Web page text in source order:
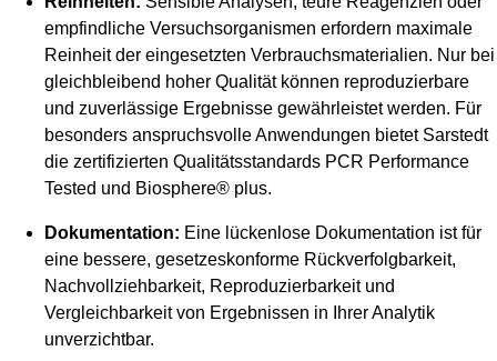
empfindliche Versuchsorganismen erfordern maximale
Reinheit der eingesetzten Verbrauchsmaterialien. Nur bei
gleichbleibend hoher Qualität können reproduzierbare
und zuverlässige Ergebnisse gewährleistet werden. Für
besonders anspruchsvolle Anwendungen bietet Sarstedt
die zertifizierten Qualitätsstandards PCR Performance
Tested und Biosphere® plus.
Dokumentation: Eine lückenlose Dokumentation ist für
eine bessere, gesetzeskonforme Rückverfolgbarkeit,
Nachvollziehbarkeit, Reproduzierbarkeit und
Vergleichbarkeit von Ergebnissen in Ihrer Analytik
unverzichtbar.